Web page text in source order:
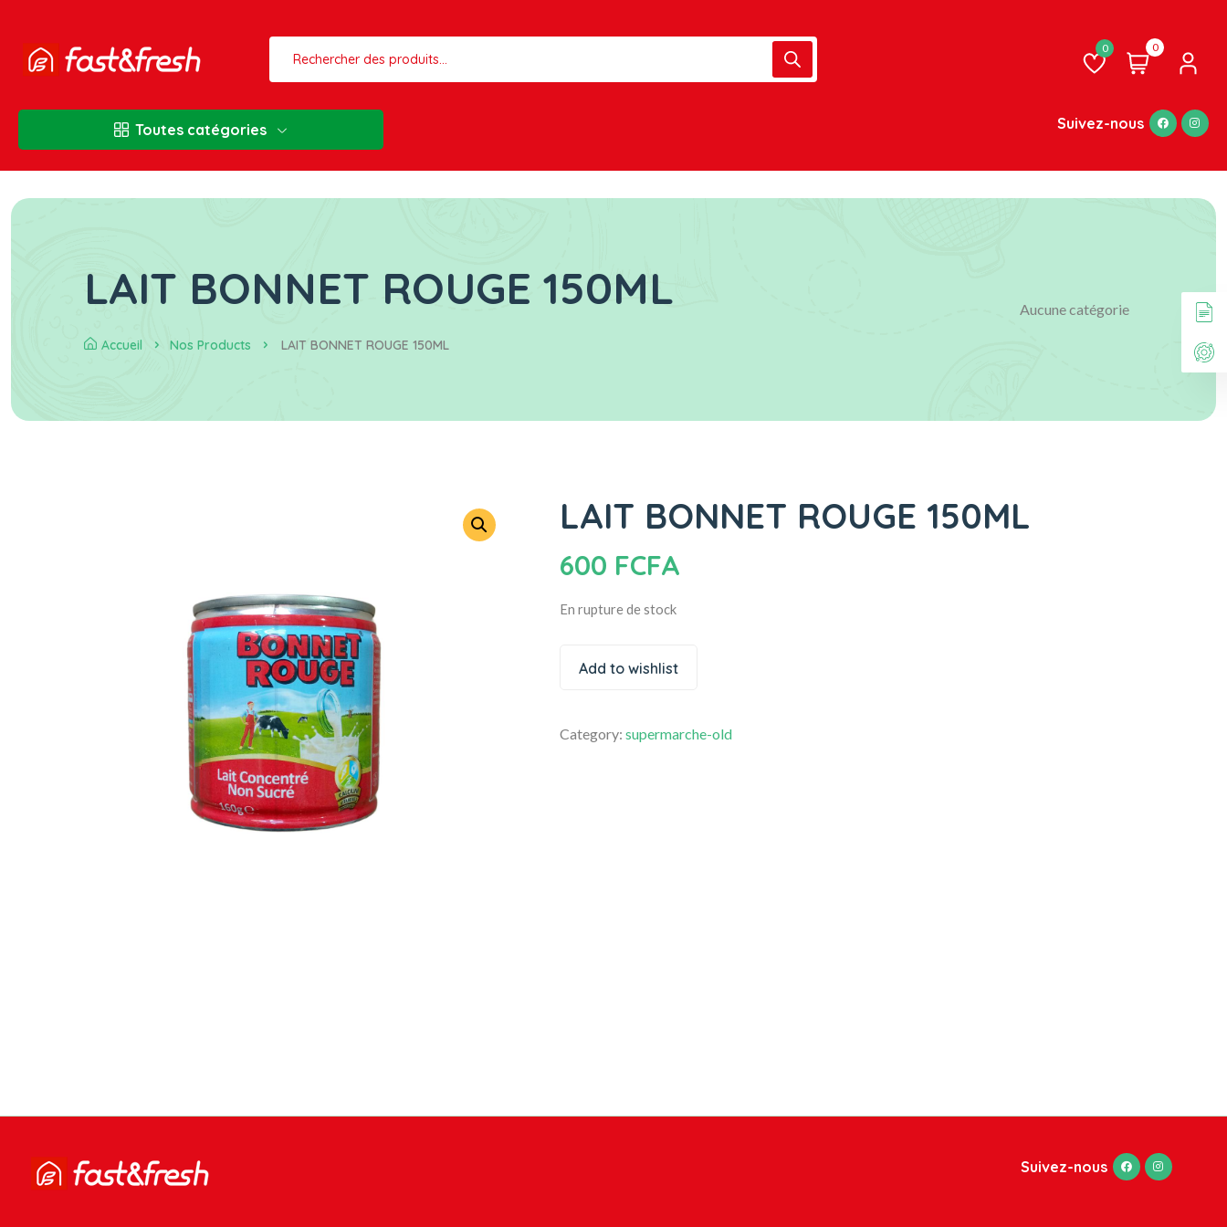
Liste
souhaits
0
Toutes catégories Suivez-nous
LAIT BONNET ROUGE 150ML
Accueil Nos Products LAIT BONNET ROUGE 150ML
Aucune catégorie
LAIT BONNET ROUGE 150ML
600 FCFA
En rupture de stock
Add to wishlist
Category:supermarche-old
Suivez-nous